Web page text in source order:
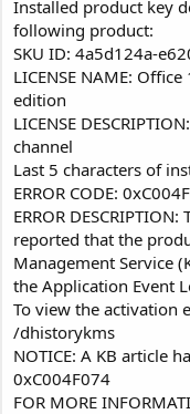
Installed product key
following product:
SKU ID: 4a5d124a-
LICENSE NAME:
edition
LICENSE
channel
Last 5 characters of
ERROR CODE:
ERROR
reported that the
Management Service
the Application Event
To view the activation
/dhistorykms
NOTICE: A KB article
0xC004F074
FOR MORE